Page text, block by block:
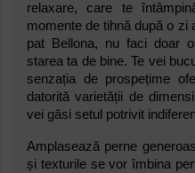
relaxare, care te
momente de tihnă după o zi
pat Bellona, nu faci doar
starea ta de bine. Te vei
senzația de prospețime
datorită varietății de
vei găsi setul potrivit
Amplasează perne
și texturile se vor îmbina